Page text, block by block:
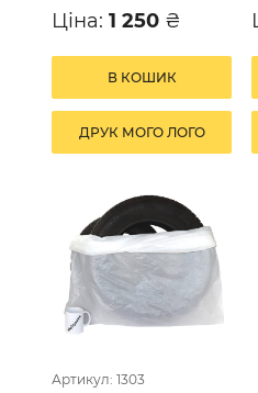
Ціна: 1 250 ₴
В КОШИК
ДРУК МОГО ЛОГО
Артикул: 1303